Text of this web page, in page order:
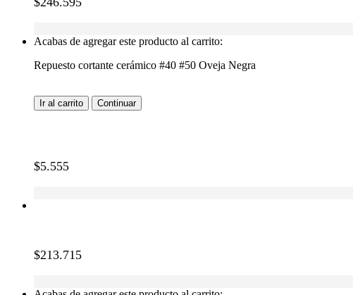
Acabas de agregar este producto al carrito:
Repuesto cortante cerámico #40 #50 Oveja Negra
Ir al carrito Continuar
$5.555
$213.715